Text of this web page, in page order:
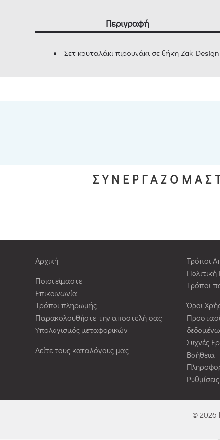
Περιγραφή
Σετ κουταλάκι πιρουνάκι σε θήκη Zak
Αρχική
Ποιοι είμαστε
Επικοινωνία
Τρόποι πληρωμής
Παρακολουθήστε την αποστολή σας
Υπολογισμός μεταφορικών
Δείτε τους καταλόγους μας
Τρόποι
Τρόποι
Όροι
Συχνές
Βοήθεια
© 2026